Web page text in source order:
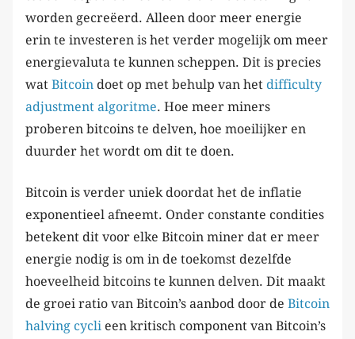
worden gecreëerd. Alleen door meer energie
erin te investeren is het verder mogelijk om meer
energievaluta te kunnen scheppen. Dit is precies
wat Bitcoin doet op met behulp van het difficulty
adjustment algoritme. Hoe meer miners
proberen bitcoins te delven, hoe moeilijker en
duurder het wordt om dit te doen.
Bitcoin is verder uniek doordat het de inflatie
exponentieel afneemt. Onder constante condities
betekent dit voor elke Bitcoin miner dat er meer
energie nodig is om in de toekomst dezelfde
hoeveelheid bitcoins te kunnen delven. Dit maakt
de groei ratio van Bitcoin’s aanbod door de Bitcoin
halving cycli een kritisch component van Bitcoin’s